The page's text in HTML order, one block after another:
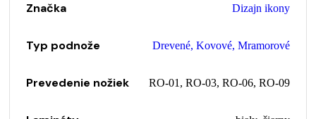
Značka Dizajn ikony
Typ podnože Drevené, Kovové, Mramorové
Prevedenie nožiek RO-01 , RO-03, RO-06, RO-09